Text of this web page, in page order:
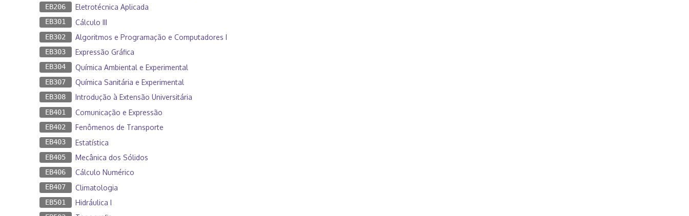
EB206 Eletrotécnica Aplicada
EB301 Cálculo III
EB302 Algoritmos e Programação e Computadores I
EB303 Expressão Gráfica
EB304 Química Ambiental e Experimental
EB307 Química Sanitária e Experimental
EB308 Introdução à Extensão Universitária
EB401 Comunicação e Expressão
EB402 Fenômenos de Transporte
EB403 Estatística
EB405 Mecânica dos Sólidos
EB406 Cálculo Numérico
EB407 Climatologia
EB501 Hidráulica I